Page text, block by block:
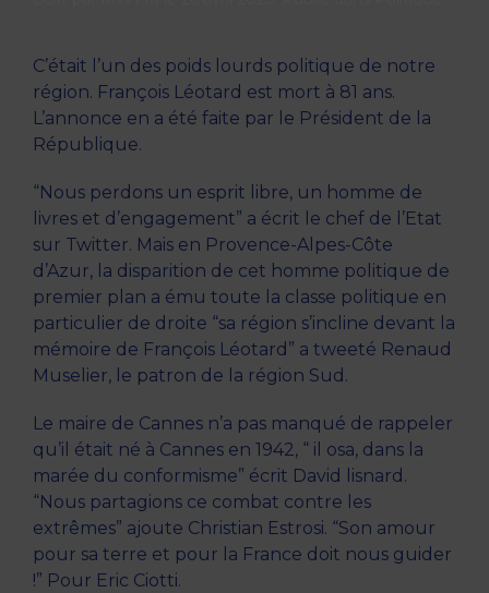
C’était l’un des poids lourds politique de notre
région. François Léotard est mort à 81 ans.
L’annonce en a été faite par le Président de la
République.
“Nous perdons un esprit libre, un homme de
livres et d’engagement” a écrit le chef de l’Etat
sur Twitter. Mais en Provence-Alpes-Côte
d’Azur, la disparition de cet homme politique de
premier plan a ému toute la classe politique en
particulier de droite “sa région s’incline devant la
mémoire de François Léotard” a tweeté Renaud
Muselier, le patron de la région Sud.
Le maire de Cannes n’a pas manqué de rappeler
qu’il était né à Cannes en 1942, “ il osa, dans la
marée du conformisme” écrit David lisnard.
“Nous partagions ce combat contre les
extrêmes” ajoute Christian Estrosi. “Son amour
pour sa terre et pour la France doit nous guider
!” Pour Eric Ciotti.